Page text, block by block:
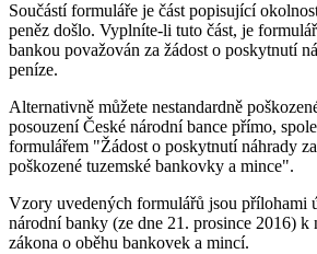
Součástí formuláře je část popisující
peněz došlo. Vyplníte-li tuto část, je
bankou považován za žádost o poskytnutí
peníze.
Alternativně můžete nestandardně
posouzení České národní bance přímo,
formulářem "Žádost o poskytnutí náhrady
poškozené tuzemské bankovky a mince".
Vzory uvedených formulářů jsou přílohami
národní banky (ze dne 21. prosince 2016) k
zákona o oběhu bankovek a mincí.